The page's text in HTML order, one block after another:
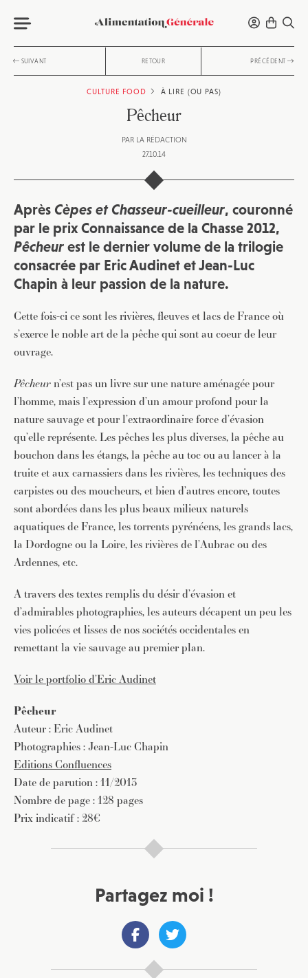
SUIVANT RETOUR PRÉCÉDENT
CULTURE FOOD À LIRE (OU PAS)
Pêcheur
PAR LA RÉDACTION
27.10.14
Après Cèpes etChasseur-cueilleur, couronné
par le prix Connaissance de la Chasse 2012,
Pêcheur est le dernier volume de la trilogie
consacrée par Eric Audinet et Jean-Luc
Chapin à leur passion de la nature.
Cette fois-ci ce sont les rivières, fleuves et lacs de France où
s’exerce le noble art de la pêche qui sont au coeur de leur
ouvrage.
Pêcheurn’est pas un livre sur une nature aménagée pour
l’homme, mais l’expression d’un amour profond pour la
nature sauvage et pour l’extraordinaire force d’évasion
qu’elle représente. Les pêches les plus diverses, la pêche au
bouchon dans les étangs, la pêche au toc ou au lancer à la
truite et aux carnassiers dans les rivières, les techniques des
carpistes ou des moucheurs, et bien d’autres encore, toutes
sont abordées dans les plus beaux milieux naturels
aquatiques de France, les torrents pyrénéens, les grands lacs,
la Dordogne ou la Loire, les rivières de l’Aubrac ou des
Ardennes, etc.
A travers des textes remplis du désir d’évasion et
d’admirables photographies, les auteurs décapent un peu les
vies policées et lisses de nos sociétés occidentales en
remettant la vie sauvage au premier plan.
Voir le portfolio d’Eric Audinet
Pêcheur
Auteur : Eric Audinet
Photographies : Jean-Luc Chapin
Editions Confluences
Date de parution : 11/2013
Nombre de page : 128 pages
Prix indicatif : 28€
Partagez moi !